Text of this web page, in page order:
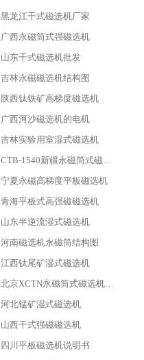
黑龙江干式磁选机厂家
广西永磁筒式强磁选机
山东干式磁选机批发
吉林永磁磁选机结构图
陕西钛铁矿高梯度磁选机
广西河沙磁选机的电机
吉林实验用室湿式磁选机
CTB-1540新疆永磁筒式磁选机
宁夏永磁高梯度平板磁选机
青海平板式高强磁磁选机
山东半逆流湿式磁选机
河南磁选机永磁筒结构图
江西钛尾矿湿式磁选机
北京XCTN永磁筒式磁选机磁块位置
河北锰矿湿式磁选机
山西干式强磁磁选机
四川平板磁选机说明书